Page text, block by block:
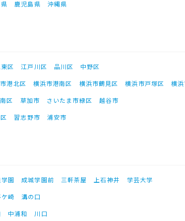
鹿児島県 沖縄県
区 江戸川区 品川区
中野区
港北区 横浜市港南区 横浜市鶴見区 横浜市戸塚区
横
区 草加市 さいたま市緑区
越谷市
習志野市 浦安市
園 成城学園前 三軒茶屋 上石神井
学芸大学
崎
溝の口
中浦和
川口